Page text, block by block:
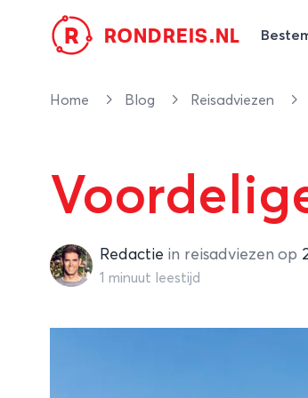
R RONDREIS.NL
Home Blog Reisadviezen
RedactieRedactie in reisadviezen op
1 minuut leestijd